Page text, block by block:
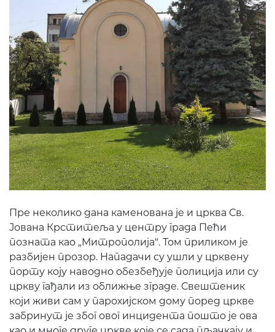
Пре неколико дана каменована је и црква Св.
Јована Крститеља у центру града Пећи
позната као „Митрополија“. Том приликом је
разбијен прозор. Нападачи су ушли у црквену
порту коју наводно обезбеђује полиција или су
цркву гађали из оближње зграде. Свештеник
који живи сам у парохијском дому поред цркве
забринут је због овог инцидента пошто је ова